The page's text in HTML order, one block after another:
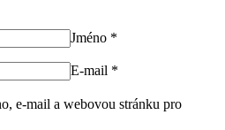
Jméno *
E-mail *
e-mail a webovou stránku pro